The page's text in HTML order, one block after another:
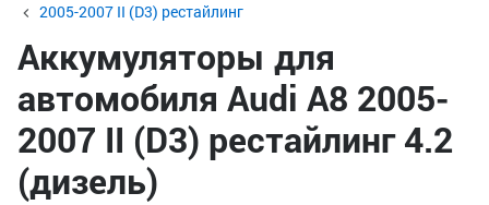
2005-2007 II (D3) рестайлинг
Аккумуляторы для
автомобиля Audi A8 2005-
2007 II (D3) рестайлинг 4.2
(дизель)